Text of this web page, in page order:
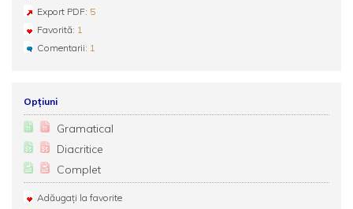
Export PDF: 5
Favorită: 1
Comentarii: 1
Opțiuni
Gramatical
Diacritice
Complet
Adăugați la favorite